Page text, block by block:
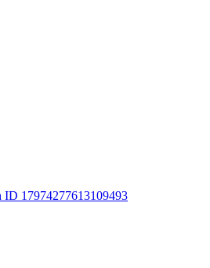
ID 17974277613109493